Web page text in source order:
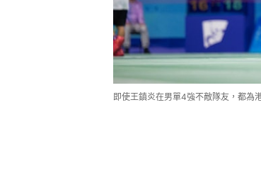
即使王鎮炎在男單4強不敵隊友，都為